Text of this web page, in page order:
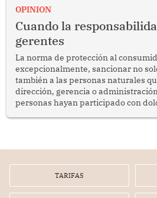
enfrenta desafíos en materia de
OPINION
Cuando la
gerentes
La norma de protección al
excepcionalmente, sancionar no
también a las personas naturales
dirección, gerencia o
personas hayan participado con
por la frustrada realización de un
TARIFAS